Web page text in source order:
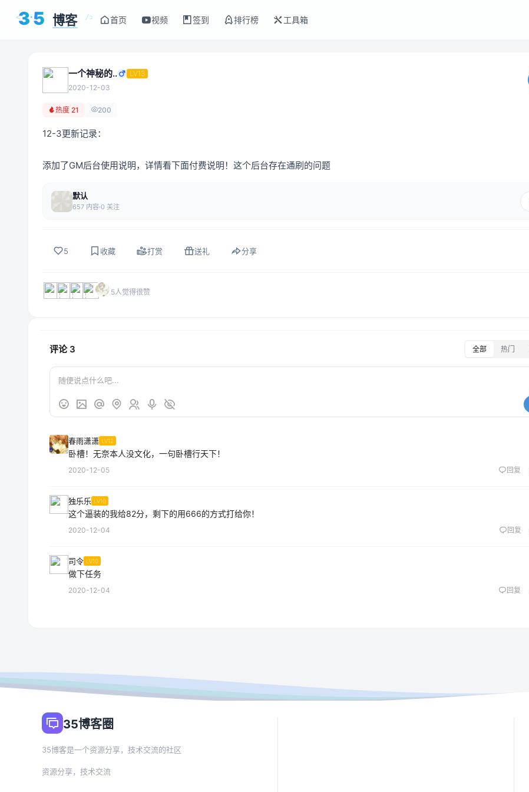
< />
35 博客 首页 视频 签到 排行榜 工具箱
一个神秘的..
LV13
2020-12-03
热度 21 200
12-3更新记录：
添加了GM后台使用说明，详情看下面付费说明！这个后台存在通刷的问题
默认
657 内容 0 关注
5 收藏 打赏 送礼 分享
5人觉得很赞
评论 3 全部 热门
春雨潇潇 LV12
卧槽！无奈本人没文化，一句卧槽行天下！
2020-12-05 回复
独乐乐 LV10
这个逼装的我给82分，剩下的用666的方式打给你！
2020-12-04 回复
司令 LV10
做下任务
2020-12-04 回复
35博客圈
35博客是一个资源分享，技术交流的社区
资源分享，技术交流